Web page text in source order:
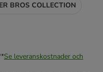
BROS COLLECTION
Se leveranskostnader och